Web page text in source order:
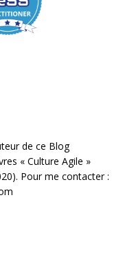
de ce Blog
« Culture Agile »
Pour me contacter :